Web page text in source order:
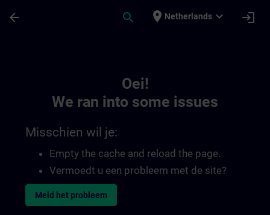
arrow_back search place Netherlands expand_more login
Oei!
We ran into some issues
Misschien wil je:
Empty the cache and reload the page.
Vermoedt u een probleem met de site?
Meld het probleem